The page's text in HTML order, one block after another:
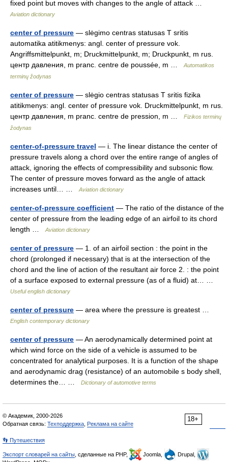
fixed point but moves with changes to the angle of attack …
Aviation dictionary
center of pressure — slėgimo centras statusas T sritis
automatika atitikmenys: angl. center of pressure vok.
Angriffsmittelpunkt, m; Druckmittelpunkt, m; Druckpunkt, m rus.
центр давления, m pranc. centre de poussée, m …
Automatikos
terminų žodynas
center of pressure — slėgio centras statusas T sritis fizika
atitikmenys: angl. center of pressure vok. Druckmittelpunkt, m rus.
центр давления, m pranc. centre de pression, m …
Fizikos terminų
žodynas
center-of-pressure travel — i. The linear distance the center of
pressure travels along a chord over the entire range of angles of
attack, ignoring the effects of compressibility and subsonic flow.
The center of pressure moves forward as the angle of attack
increases until… …
Aviation dictionary
center-of-pressure coefficient — The ratio of the distance of the
center of pressure from the leading edge of an airfoil to its chord
length …
Aviation dictionary
center of pressure — 1. of an airfoil section : the point in the
chord (prolonged if necessary) that is at the intersection of the
chord and the line of action of the resultant air force 2. : the point
of a surface exposed to external pressure (as of a fluid) at… …
Useful english dictionary
center of pressure — area where the pressure is greatest …
English contemporary dictionary
center of pressure — An aerodynamically determined point at
which wind force on the side of a vehicle is assumed to be
concentrated for analytical purposes. It is a function of the shape
and aerodynamic drag (resistance) of an automobile s body shell,
determines the… …
Dictionary of automotive terms
18+
© Академик, 2000-2026
Обратная связь: Техподдержка Реклама на сайте
👣 Путешествия
Экспорт словарей на сайты , сделанные на PHP, Joomla,
Drupal,